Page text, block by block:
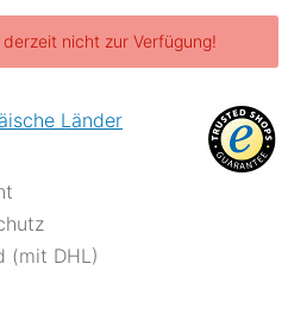
nicht zur Verfügung!
Länder
(mit DHL)